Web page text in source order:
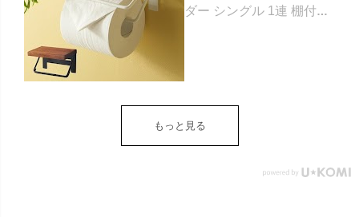
ダー シングル 1連 棚付き
ダー 収納 DIY アンティー
ク ヴィンテージ ナチュラ
リア アジアン [84302] ホ
もっと見る